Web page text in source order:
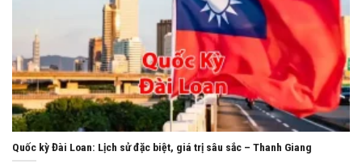
Quốc kỳ Đài Loan: Lịch sử đặc biệt, giá trị sâu sắc – Thanh Giang